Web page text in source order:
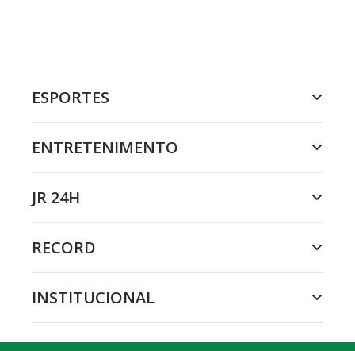
ESPORTES
ENTRETENIMENTO
JR 24H
RECORD
INSTITUCIONAL